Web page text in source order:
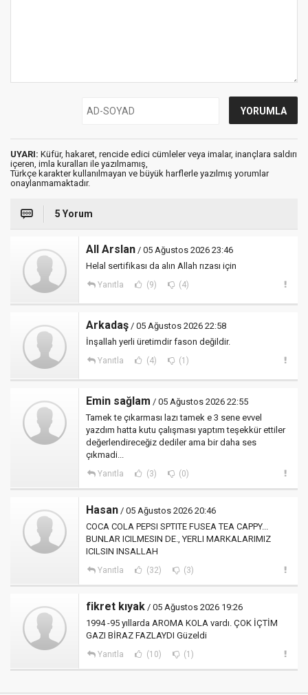
UYARI: Küfür, hakaret, rencide edici cümleler veya imalar, inançlara saldırı
içeren, imla kuralları ile yazılmamış,
Türkçe karakter kullanılmayan ve büyük harflerle yazılmış yorumlar
onaylanmamaktadır.
5 Yorum
All Arslan / 05 Ağustos 2026 23:46
Helal sertifikası da alın Allah rızası için
Yanıtla (9) (4)
Arkadaş / 05 Ağustos 2026 22:58
İnşallah yerli üretimdir fason değildir.
Yanıtla (4) (1)
Emin sağlam / 05 Ağustos 2026 22:55
Tamek te çıkarması lazı tamek e 3 sene evvel
yazdım hatta kutu çalışması yaptım teşekkür ettiler
değerlendireceğiz dediler ama bir daha ses
çıkmadi...
Yanıtla (3) (0)
Hasan / 05 Ağustos 2026 20:46
COCA COLA PEPSI SPTITE FUSEA TEA CAPPY...
BUNLAR ICILMESIN DE., YERLI MARKALARIMIZ
ICILSIN INSALLAH
Yanıtla (32) (3)
fikret kıyak / 05 Ağustos 2026 19:26
1994 -95 yıllarda AROMA KOLA vardı. ÇOK İÇTİM
GAZI BİRAZ FAZLAYDI Güzeldi
Yanıtla (10) (1)